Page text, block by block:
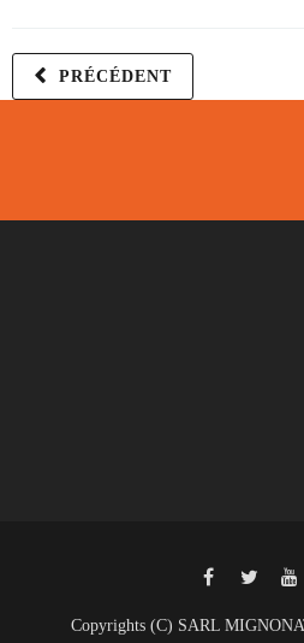
PRÉCÉDENT
Copyrights (C) SARL